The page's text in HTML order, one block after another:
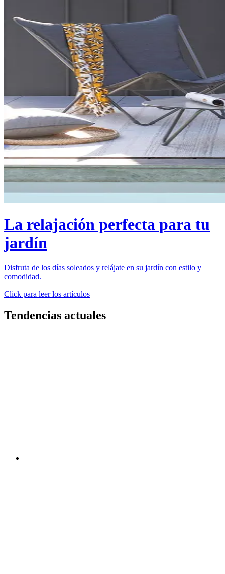
La relajación perfecta para tu
jardín
Disfruta de los días soleados y relájate en su jardín con estilo y
comodidad.
Click para leer los artículos
Tendencias actuales